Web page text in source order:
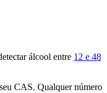
álcool entre 12 e 48
CAS. Qualquer número